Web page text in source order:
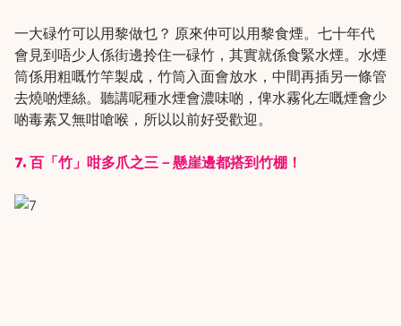
一大碌竹可以用黎做乜？ 原來仲可以用黎食煙。七十年代
會見到唔少人係街邊拎住一碌竹，其實就係食緊水煙。水煙
筒係用粗嘅竹竿製成，竹筒入面會放水，中間再插另一條管
去燒啲煙絲。聽講呢種水煙會濃味啲，俾水霧化左嘅煙會少
啲毒素又無咁嗆喉，所以以前好受歡迎。
7. 百「竹」咁多爪之三－懸崖邊都搭到竹棚！